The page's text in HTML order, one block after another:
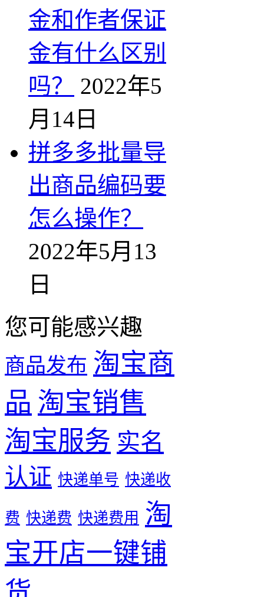
金和作者保证
金有什么区别
吗？
2022年5
月14日
拼多多批量导
出商品编码要
怎么操作？
2022年5月13
日
您可能感兴趣
商品发布 淘宝商
品 淘宝销售
淘宝服务 实名
认证 快递单号 快递收
费 快递费 快递费用 淘
宝开店一键铺